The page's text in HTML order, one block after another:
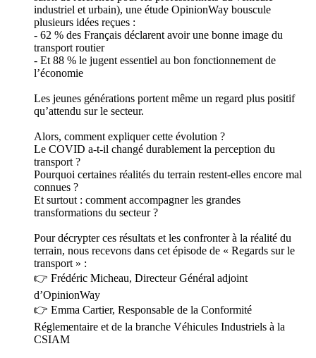
industriel et urbain), une étude OpinionWay bouscule
plusieurs idées reçues :
- 62 % des Français déclarent avoir une bonne image du
transport routier
- Et 88 % le jugent essentiel au bon fonctionnement de
l’économie
Les jeunes générations portent même un regard plus positif
qu’attendu sur le secteur.
Alors, comment expliquer cette évolution ?
Le COVID a-t-il changé durablement la perception du
transport ?
Pourquoi certaines réalités du terrain restent-elles encore mal
connues ?
Et surtout : comment accompagner les grandes
transformations du secteur ?
Pour décrypter ces résultats et les confronter à la réalité du
terrain, nous recevons dans cet épisode de « Regards sur le
transport » :
👉 Frédéric Micheau, Directeur Général adjoint
d’OpinionWay
👉 Emma Cartier, Responsable de la Conformité
Réglementaire et de la branche Véhicules Industriels à la
CSIAM